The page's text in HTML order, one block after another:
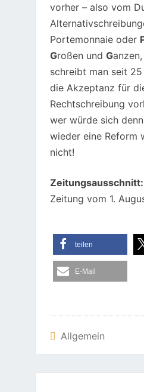
vorher – also vom
Portemonnaie oder
Großen und G
schreibt man seit
die Akzeptanz für
Rechtschreibung
wer würde sich
wieder eine Reform
nicht!
Zeitungsausschnitt:
Zeitung vom 1.
teilen
E-Mail
Allgemein